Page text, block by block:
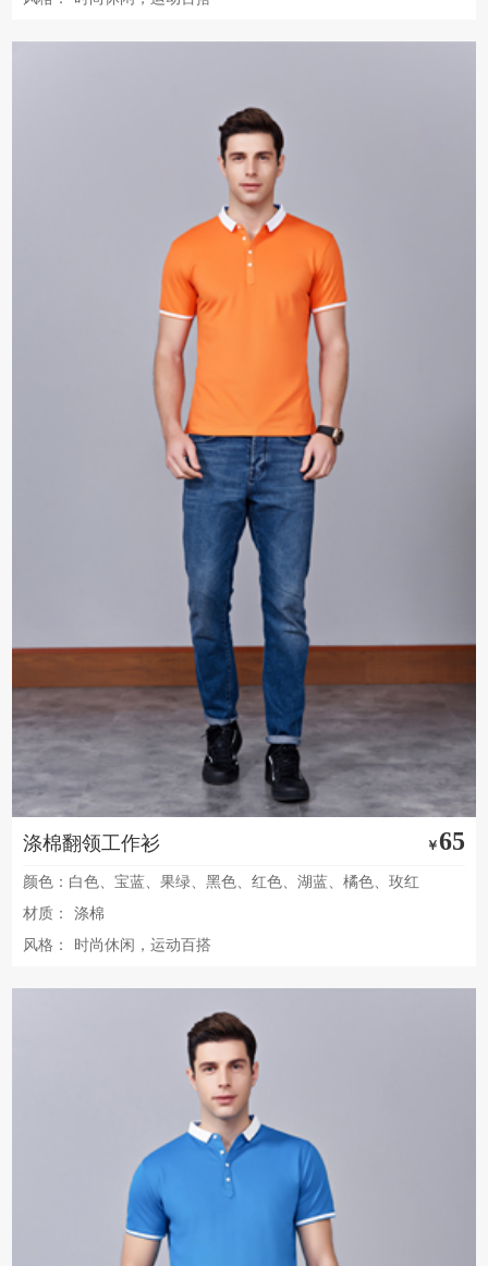
涤棉翻领工作衫 ￥65
颜色：白色、宝蓝、果绿、黑色、红色、湖蓝、橘色、玫红
材质：
涤棉
风格：
时尚休闲，运动百搭